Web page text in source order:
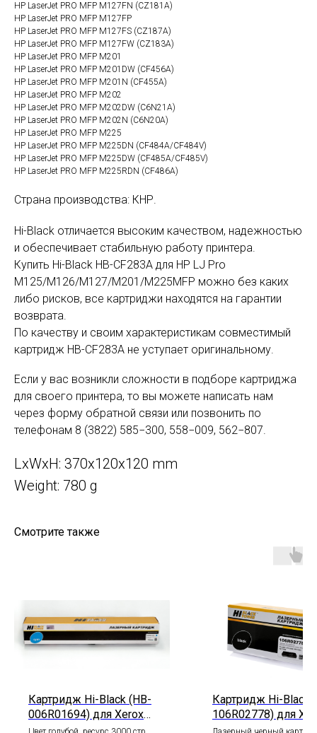
HP LaserJet PRO MFP M127FN (CZ181A)
HP LaserJet PRO MFP M127FP
HP LaserJet PRO MFP M127FS (CZ187A)
HP LaserJet PRO MFP M127FW (CZ183A)
HP LaserJet PRO MFP M201
HP LaserJet PRO MFP M201DW (CF456A)
HP LaserJet PRO MFP M201N (CF455A)
HP LaserJet PRO MFP M202
HP LaserJet PRO MFP M202DW (C6N21A)
HP LaserJet PRO MFP M202N (C6N20A)
HP LaserJet PRO MFP M225
HP LaserJet PRO MFP M225DN (CF484A/CF484V)
HP LaserJet PRO MFP M225DW (CF485A/CF485V)
HP LaserJet PRO MFP M225RDN (CF486A)
Страна производства: КНР.
Hi-Black отличается высоким качеством, надежностью
и обеспечивает стабильную работу принтера.
Купить Hi-Black HB-CF283A для HP LJ Pro
M125/M126/M127/M201/M225MFP можно без каких
либо рисков, все картриджи находятся на гарантии
возврата.
По качеству и своим характеристикам совместимый
картридж HB-CF283A не уступает оригинальному.
Если у вас возникли сложности в подборе картриджа
для своего принтера, то вы можете написать нам
через форму обратной связи или позвонить по
телефонам 8 (3822) 585−300, 558−009, 562−807.
LxWxH: 370x120x120 mm
Weight: 780 g
Смотрите также
Картридж Hi-Black (HB-
006R01694) для Xerox
DC SC2020, С, 3K
Картридж Hi-Black
106R02778) для
Phaser 3052/3260/